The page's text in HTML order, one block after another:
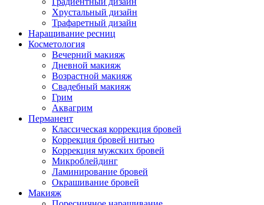
Хрустальный дизайн
Трафаретный дизайн
Наращивание ресниц
Косметология
Вечерний макияж
Дневной макияж
Возрастной макияж
Свадебный макияж
Грим
Аквагрим
Перманент
Классическая коррекция бровей
Коррекция бровей нитью
Коррекция мужских бровей
Микроблейдинг
Ламинирование бровей
Окрашивание бровей
Макияж